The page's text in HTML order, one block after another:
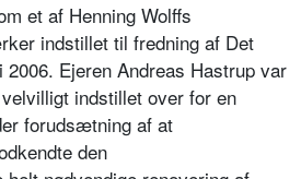
et af Henning Wolffs
indstillet til fredning af Det
Ejeren Andreas Hastrup var
indstillet over for en
forudsætning af at
den